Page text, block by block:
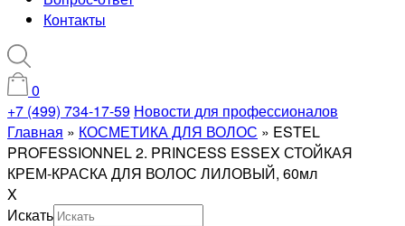
Контакты
0
+7 (499) 734-17-59 Новости для профессионалов
Главная » КОСМЕТИКА ДЛЯ ВОЛОС » ESTEL
PROFESSIONNEL 2. PRINCESS ESSEX СТОЙКАЯ
КРЕМ-КРАСКА ДЛЯ ВОЛОС ЛИЛОВЫЙ, 60мл
X
Искать